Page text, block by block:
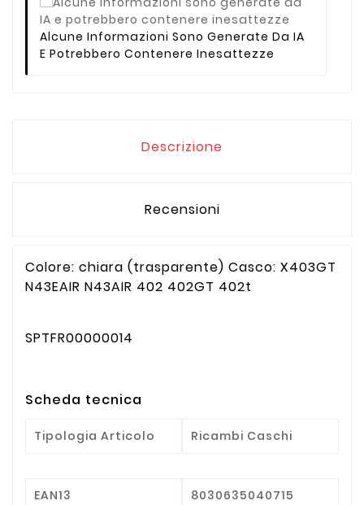
Alcune Informazioni Sono Generate Da IA
E Potrebbero Contenere Inesattezze
Descrizione
Recensioni
Colore: chiara (trasparente) Casco: X403GT
N43EAIR N43AIR 402 402GT 402t
SPTFR00000014
Scheda tecnica
Tipologia Articolo Ricambi Caschi
EAN13 8030635040715